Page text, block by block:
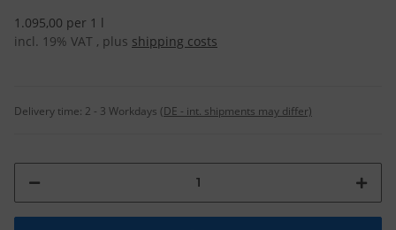
1.095,00 per 1 l
incl. 19% VAT , plus shipping costs
Delivery time: 2 - 3 Workdays (DE - int. shipments may differ)